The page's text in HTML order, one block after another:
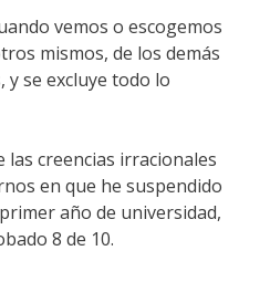
vemos o escogemos
mismos, de los demás
y se excluye todo lo
las creencias irracionales
en que he suspendido
año de universidad,
8 de 10.